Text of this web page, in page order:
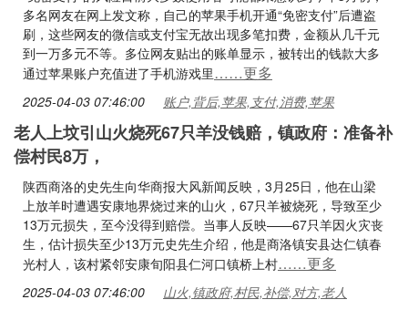
多名网友在网上发文称，自己的苹果手机开通“免密支付”后遭盗
刷，这些网友的微信或支付宝无故出现多笔扣费，金额从几千元
到一万多元不等。多位网友贴出的账单显示，被转出的钱款大多
通过苹果账户充值进了手机游戏里……更多
2025-04-03 07:46:00 账户,背后,苹果,支付,消费,苹果
老人上坟引山火烧死67只羊没钱赔，镇政府：准备补
偿村民8万，
陕西商洛的史先生向华商报大风新闻反映，3月25日，他在山梁
上放羊时遭遇安康地界烧过来的山火，67只羊被烧死，导致至少
13万元损失，至今没得到赔偿。当事人反映——67只羊因火灾丧
生，估计损失至少13万元史先生介绍，他是商洛镇安县达仁镇春
光村人，该村紧邻安康旬阳县仁河口镇桥上村……更多
2025-04-03 07:46:00 山火,镇政府,村民,补偿,对方,老人